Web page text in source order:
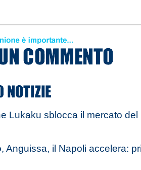
Lukaku sblocca il mercato del
Anguissa, il Napoli accelera: